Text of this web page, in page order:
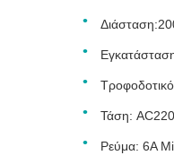
Τάση:
Ρεύμα: 6A